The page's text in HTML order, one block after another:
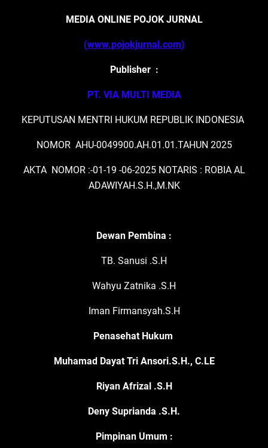
MEDIA ONLINE POJOK JURNAL
(www.pojokjurnal.com)
Publisher :
PT. VIA MULTI MEDIA
KEPUTUSAN MENTRI HUKUM REPUBLIK INDONESIA
NOMOR AHU-0049900.AH.01.01.TAHUN 2025
AKTA NOMOR :-01-19 -06-2025 NOTARIS : ROBIA AL
ADAWIYAH.S.H.,M.NK
Dewan Pembina :
TB. Sanusi .S.H
Wahyu Zatnika .S.H
Iman Firmansyah.S.H
Penasehat Hukum
Muhamad Dayat Tri Ansori.S.H., C.LE
Riyan Afrizal .S.H
Deny Suprianda .S.H.
Pimpinan Umum :